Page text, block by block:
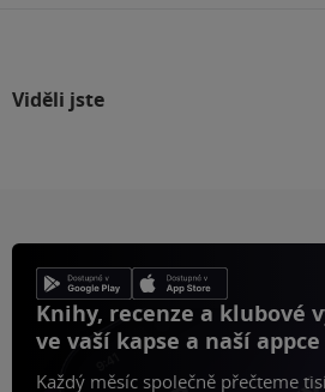
Viděli jste
Knihy, recenze a klubové
ve vaší kapse a naší appce
Každý měsíc společně přečteme